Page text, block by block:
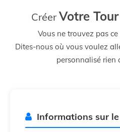
CréerVotre
Vous ne trouvez pas
Dites-nous où vous voulez
personnalisé rien
Informations sur